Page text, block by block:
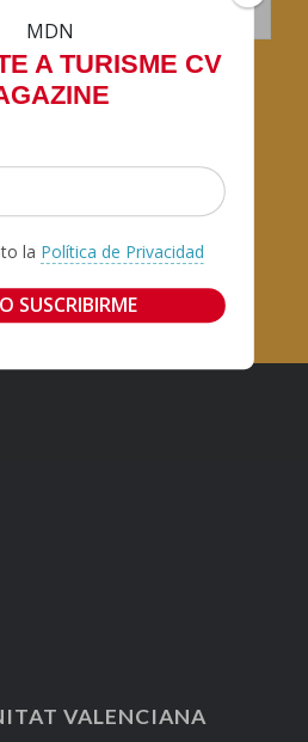
A TURISME CV
la Política de Privacidad
Política de confidencialitat i
VALENCIANA